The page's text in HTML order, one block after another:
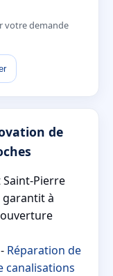
votre demande
de
Pierre
garantit à
- Réparation de
canalisations